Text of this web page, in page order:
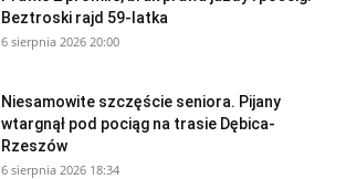
Beztroski rajd 59-latka
6 sierpnia 2026 20:00
Niesamowite szczęście seniora. Pijany
wtargnął pod pociąg na trasie Dębica-
Rzeszów
6 sierpnia 2026 18:34